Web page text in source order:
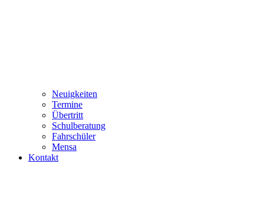
Neuigkeiten
Termine
Übertritt
Schulberatung
Fahrschüler
Mensa
Kontakt